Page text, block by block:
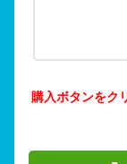
購入ボタンをク